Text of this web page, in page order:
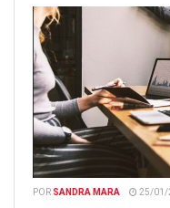
POR SANDRA MARA 25/01/